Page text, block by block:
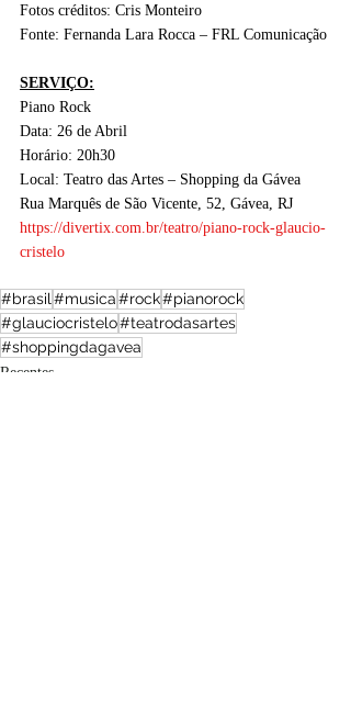
Fotos créditos: Cris Monteiro
Fonte: Fernanda Lara Rocca – FRL Comunicação
SERVIÇO:
Piano Rock
Data: 26 de Abril
Horário: 20h30
Local: Teatro das Artes – Shopping da Gávea
Rua Marquês de São Vicente, 52, Gávea, RJ
https://divertix.com.br/teatro/piano-rock-glaucio-
cristelo
#brasil #musica#rock#pianorock
#glauciocristelo#teatrodasartes
#shoppingdagavea
Recentes